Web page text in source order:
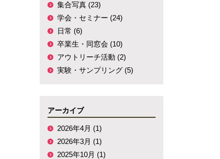
集合写真 (23)
学会・セミナー (24)
日常 (6)
卒業生・同窓会 (10)
アウトリーチ活動 (2)
実験・サンプリング (5)
アーカイブ
2026年4月 (1)
2026年3月 (1)
2025年10月 (1)